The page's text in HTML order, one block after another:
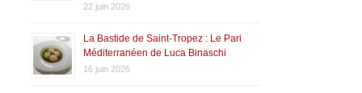
22 juin 2026
La Bastide de Saint-Tropez : Le Pari
Méditerranéen de Luca Binaschi
16 juin 2026